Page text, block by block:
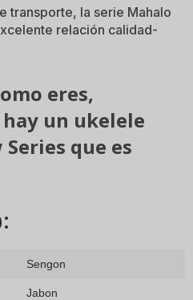
transporte, la serie Mahalo
relación calidad-
eres,
un ukelele
que es
Sengon
Jabon